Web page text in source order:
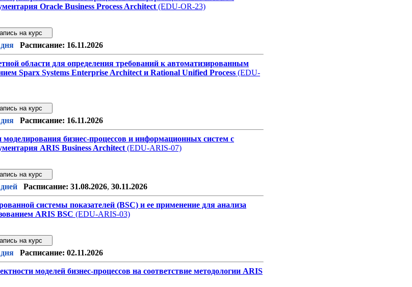
Oracle Business Process Architect (EDU-OR-23)
Расписание: 16.11.2026
области для определения требований к автоматизированным
Sparx Systems Enterprise Architect и Rational Unified Process (EDU-
Расписание: 16.11.2026
моделирования бизнес-процессов и информационных систем с
ARIS Business Architect (EDU-ARIS-07)
Расписание: 31.08.2026, 30.11.2026
системы показателей (BSC) и ее применение для анализа
ARIS BSC (EDU-ARIS-03)
Расписание: 02.11.2026
моделей бизнес-процессов на соответствие методологии ARIS